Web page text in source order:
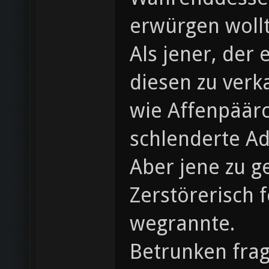
erwürgen
Als jener, der
diesen zu
wie
schlenderte
Aber jene zu
Zerstörerisch
wegrannte.
Betrunken